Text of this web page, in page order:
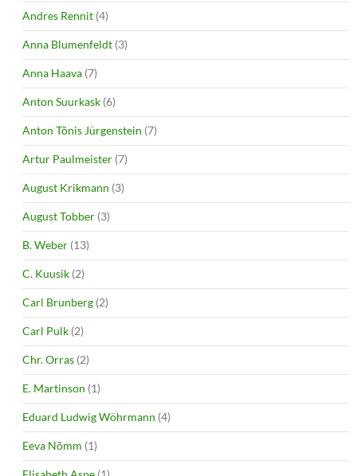
Andres Rennit (4)
Anna Blumenfeldt (3)
Anna Haava (7)
Anton Suurkask (6)
Anton Tõnis Jürgenstein (7)
Artur Paulmeister (7)
August Krikmann (3)
August Tobber (3)
B. Weber (13)
C. Kuusik (2)
Carl Brunberg (2)
Carl Pulk (2)
Chr. Orras (2)
E. Martinson (1)
Eduard Ludwig Wöhrmann (4)
Eeva Nõmm (1)